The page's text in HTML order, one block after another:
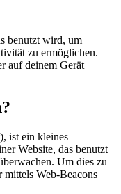
benutzt wird, um
zu ermöglichen.
auf deinem Gerät
ist ein kleines
Website, das benutzt
Um dies zu
Web-Beacons